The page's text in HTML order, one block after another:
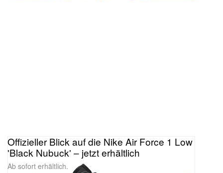
Offizieller Blick auf die Nike Air Force 1 Low
'Black Nubuck' – jetzt erhältlich
Ab sofort erhältlich.